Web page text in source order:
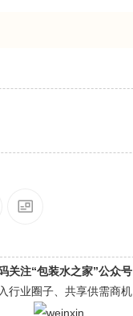
关注“包装水之家”公众号
行业圈子、共享供需商机